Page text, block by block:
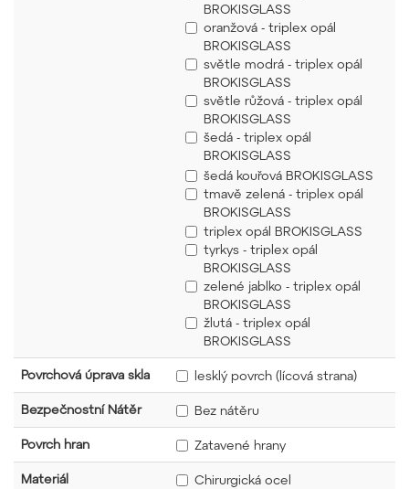
BROKISGLASS
oranžová - triplex opál
BROKISGLASS
světle modrá - triplex opál
BROKISGLASS
světle růžová - triplex opál
BROKISGLASS
šedá - triplex opál
BROKISGLASS
šedá kouřová BROKISGLASS
tmavě zelená - triplex opál
BROKISGLASS
triplex opál BROKISGLASS
tyrkys - triplex opál
BROKISGLASS
zelené jablko - triplex opál
BROKISGLASS
žlutá - triplex opál
BROKISGLASS
Povrchová úprava skla lesklý povrch (lícová strana)
Bezpečnostní Nátěr Bez nátěru
Povrch hran Zatavené hrany
Materiál Chirurgická ocel